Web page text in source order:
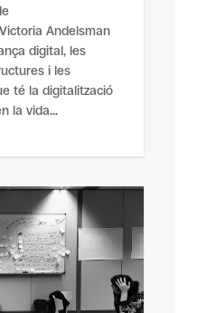
Andelsman
digital, les
i les
té la digitalització
la vida...